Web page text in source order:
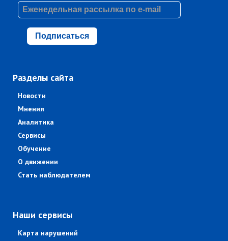
Подписаться
Разделы сайта
Новости
Мнения
Аналитика
Сервисы
Обучение
О движении
Стать наблюдателем
Наши сервисы
Карта нарушений